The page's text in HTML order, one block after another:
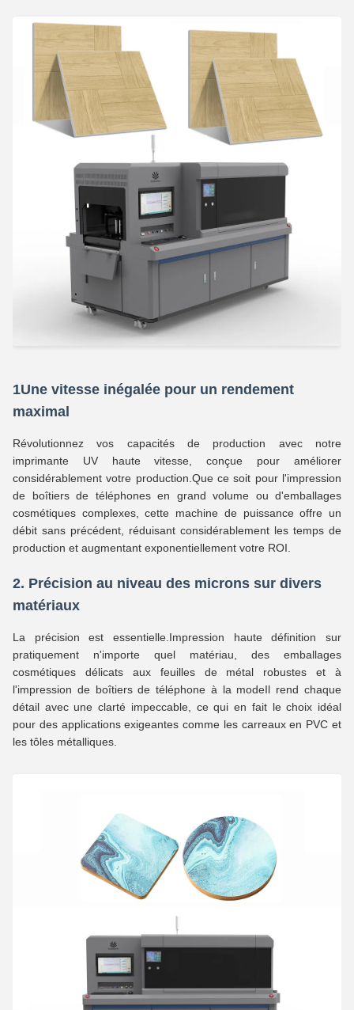
1Une vitesse inégalée pour un rendement
maximal
Révolutionnez vos capacités de production avec notre
imprimante UV haute vitesse, conçue pour améliorer
considérablement votre production.Que ce soit pour l'impression
de boîtiers de téléphones en grand volume ou d'emballages
cosmétiques complexes, cette machine de puissance offre un
débit sans précédent, réduisant considérablement les temps de
production et augmentant exponentiellement votre ROI.
2. Précision au niveau des microns sur divers
matériaux
La précision est essentielle.Impression haute définition sur
pratiquement n'importe quel matériau, des emballages
cosmétiques délicats aux feuilles de métal robustes et à
l'impression de boîtiers de téléphone à la modeIl rend chaque
détail avec une clarté impeccable, ce qui en fait le choix idéal
pour des applications exigeantes comme les carreaux en PVC et
les tôles métalliques.